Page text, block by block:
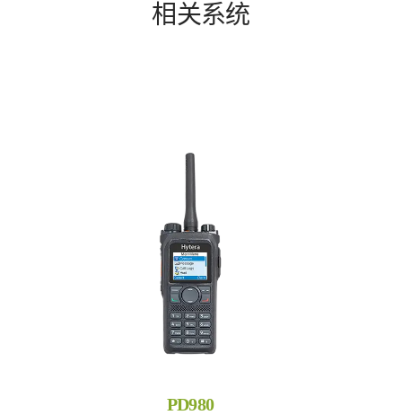
相关系统
PD980